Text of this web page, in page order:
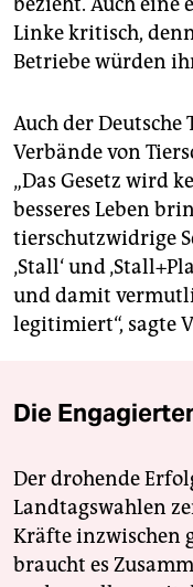
Linke kritisch,
Betriebe würden
Auch der
Verbände von
„Das Gesetz wird
besseres Leben
tierschutzwidrige
‚Stall‘ und
und damit
legitimiert“, sagte
Die
Der drohende
Landtagswahlen
Kräfte inzwischen
braucht es